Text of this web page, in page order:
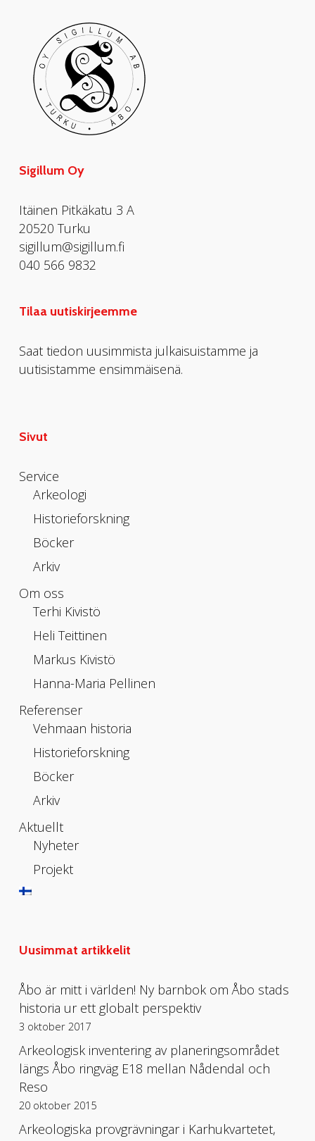
Sigillum Oy
Itäinen Pitkäkatu 3 A
20520 Turku
sigillum@sigillum.fi
040 566 9832
Tilaa uutiskirjeemme
Saat tiedon uusimmista julkaisuistamme ja
uutisistamme ensimmäisenä.
Sivut
Service
Arkeologi
Historieforskning
Böcker
Arkiv
Om oss
Terhi Kivistö
Heli Teittinen
Markus Kivistö
Hanna-Maria Pellinen
Referenser
Vehmaan historia
Historieforskning
Böcker
Arkiv
Aktuellt
Nyheter
Projekt
Uusimmat artikkelit
Åbo är mitt i världen! Ny barnbok om Åbo stads
historia ur ett globalt perspektiv
3 oktober 2017
Arkeologisk inventering av planeringsområdet
längs Åbo ringväg E18 mellan Nådendal och
Reso
20 oktober 2015
Arkeologiska provgrävningar i Karhukvartetet,